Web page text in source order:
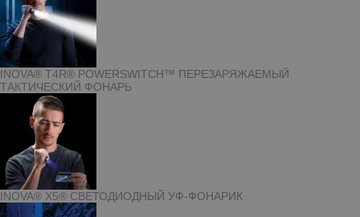
INOVA® T4R® POWERSWITCH™ ПЕРЕЗАРЯЖАЕМЫЙ
ТАКТИЧЕСКИЙ ФОНАРЬ
INOVA® X5® СВЕТОДИОДНЫЙ УФ-ФОНАРИК